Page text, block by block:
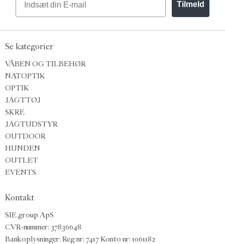
Tilmeld
Se kategorier
VÅBEN OG TILBEHØR
NATOPTIK
OPTIK
JAGTTØJ
SKRE
JAGTUDSTYR
OUTDOOR
HUNDEN
OUTLET
EVENTS
Kontakt
SIE group ApS
CVR-nummer: 37836648
Bankoplysninger: Reg nr: 7417 Konto nr: 1061182